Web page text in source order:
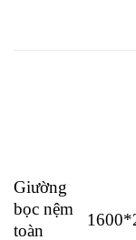
Giường
bọc nệm
toàn